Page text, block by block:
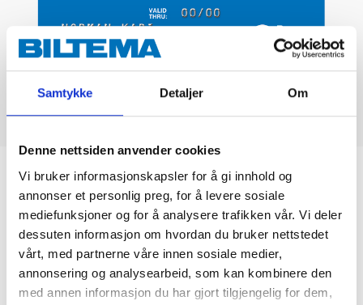
Samtykke Detaljer Om
Denne nettsiden anvender cookies
Vi bruker informasjonskapsler for å gi innhold og
annonser et personlig preg, for å levere sosiale
mediefunksjoner og for å analysere trafikken vår. Vi deler
dessuten informasjon om hvordan du bruker nettstedet
vårt, med partnerne våre innen sosiale medier,
annonsering og analysearbeid, som kan kombinere den
med annen informasjon du har gjort tilgjengelig for dem,
Biltemakortet
DEL OPP DIN BETALING